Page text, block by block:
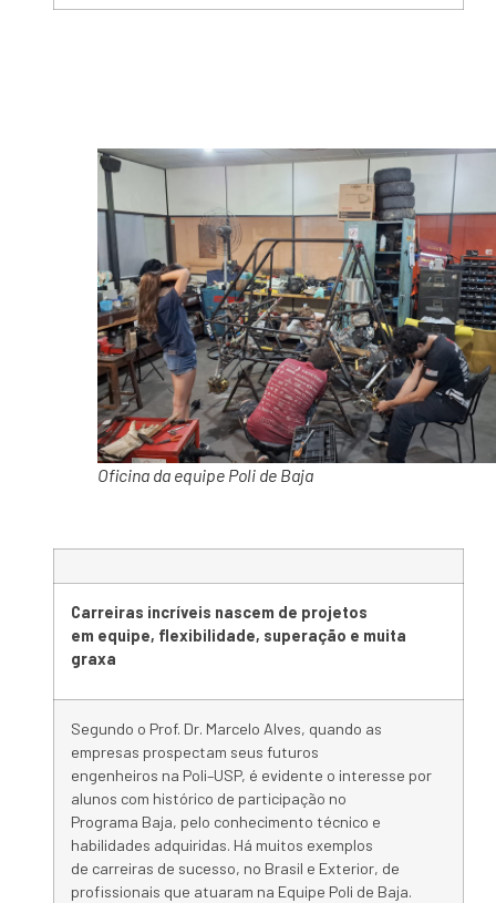
Oficina da equipe Poli de Baja
Carreiras incríveis nascem de projetos
em equipe, flexibilidade, superação e muita
graxa
Segundo o Prof. Dr. Marcelo Alves, quando as
empresas prospectam seus futuros
engenheiros na Poli–USP, é evidente o interesse por
alunos com histórico de participação no
Programa Baja, pelo conhecimento técnico e
habilidades adquiridas. Há muitos exemplos
de carreiras de sucesso, no Brasil e Exterior, de
profissionais que atuaram na Equipe Poli de Baja.